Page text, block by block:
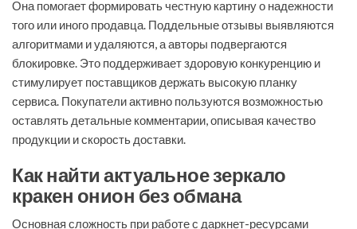
Она помогает формировать честную картину о надежности
того или иного продавца. Поддельные отзывы выявляются
алгоритмами и удаляются, а авторы подвергаются
блокировке. Это поддерживает здоровую конкуренцию и
стимулирует поставщиков держать высокую планку
сервиса. Покупатели активно пользуются возможностью
оставлять детальные комментарии, описывая качество
продукции и скорость доставки.
Как найти актуальное зеркало
кракен онион без обмана
Основная сложность при работе с даркнет-ресурсами